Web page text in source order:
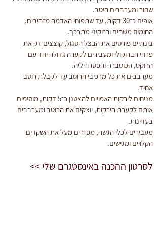
שחור ומערבבים היטב.
אופים כ־30 דקות, עד שתפוחי האדמה מזהיבים,
החומוס משחים והזוקיני מתרכך.
בינתיים פורסים את הבצל הסגול, קוצצים דק את
פרחי הברוקולי ומעבירים לקערה גדולה יחד עם
הרוקט, הכוסברה והפטרוזיליה.
מערבבים את כל מרכיבי הרוטב עד לקבלת רוטב
אחיד.
מניחים לירקות האפויים להצטנן כ־5 דקות, מוסיפים
אותם לקערת הירקות, יוצקים את הרוטב ומערבבים
בעדינות.
מעבירים לכלי הגשה, מפזרים מעל את השקדים
הקלויים ומגישים.
לסרטון ההכנה באינסטגרם שלי >>